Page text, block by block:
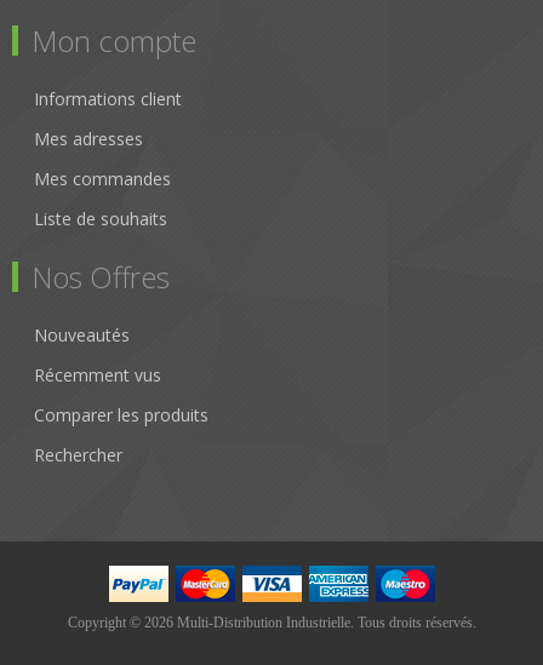
Mon compte
Informations client
Mes adresses
Mes commandes
Liste de souhaits
Nos Offres
Nouveautés
Récemment vus
Comparer les produits
Rechercher
Copyright © 2026 Multi-Distribution Industrielle. Tous droits réservés.